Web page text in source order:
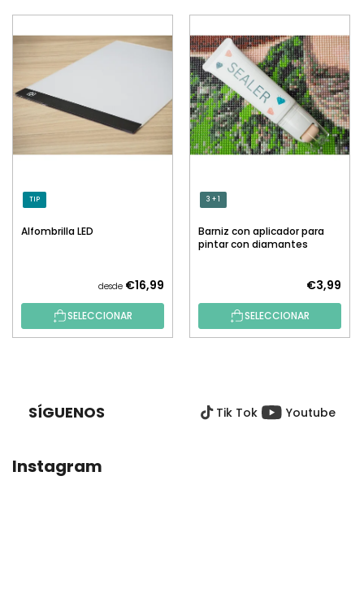
TIP
Alfombrilla LED
desde €16,99
SELECCIONAR
3 + 1
Barniz con aplicador para
pintar con diamantes
€3,99
SELECCIONAR
SÍGUENOS Tik Tok Youtube
Instagram